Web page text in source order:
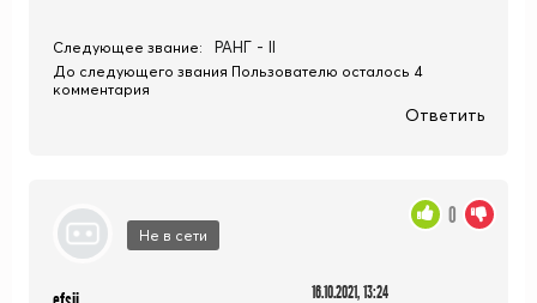
Следующее звание: РАНГ - II
До следующего звания Пользователю осталось 4
комментария
Ответить
Не в сети
16.10.2021, 13:24
0